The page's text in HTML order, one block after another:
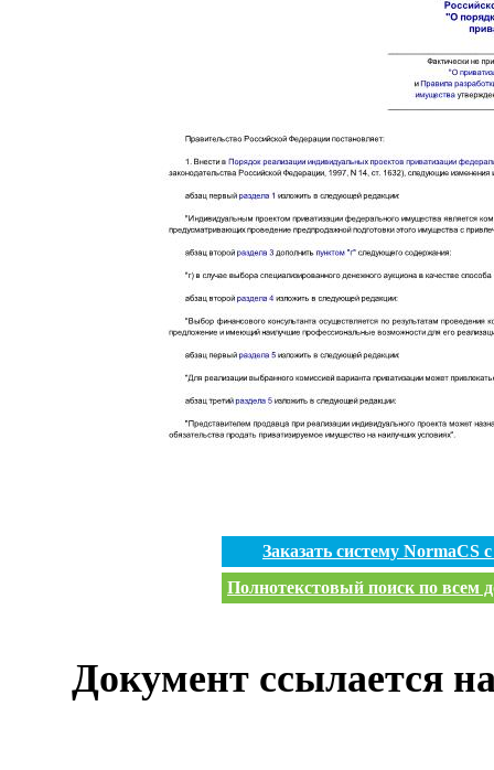
Заказать систему
Полнотекстовый поиск по всем
Документ ссылается